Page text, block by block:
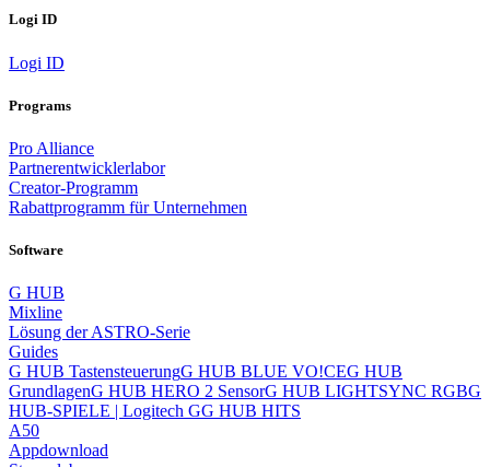
Logi ID
Logi ID
Programs
Pro Alliance
Partnerentwicklerlabor
Creator-Programm
Rabattprogramm für Unternehmen
Software
G HUB
Mixline
Lösung der ASTRO-Serie
Guides
G HUB TastensteuerungG HUB BLUE VO!CEG HUB
GrundlagenG HUB HERO 2 SensorG HUB LIGHTSYNC RGBG
HUB-SPIELE | Logitech GG HUB HITS
A50
Appdownload